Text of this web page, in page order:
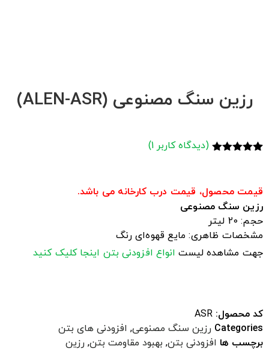
رزین سنگ مصنوعی (ALEN-ASR)
(دیدگاه کاربر1
)
قیمت محصول، قیمت درب کارخانه می باشد.
رزین سنگ مصنوعی
حجم: 20 لیتر
مشخصات ظاهری: مایع قهوه‌ای رنگ
جهت مشاهده لیست انواع افزودنی بتن اینجا کلیک کنید
کد محصول: ASR
Categories رزین سنگ مصنوعی, افزودنی های بتن
برچسب ها افزودنی بتن, بهبود مقاومت بتن, رزین